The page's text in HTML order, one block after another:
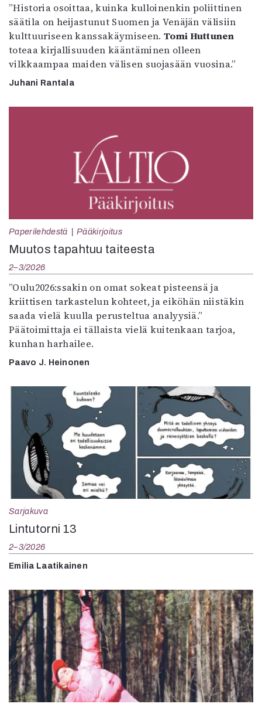
”Historia osoittaa, kuinka kulloinenkin poliittinen
säätila on heijastunut Suomen ja Venäjän välisiin
kulttuuriseen kanssakäymiseen. Tomi Huttunen
toteaa kirjallisuuden kääntäminen olleen
vilkkaampaa maiden välisen suojasään vuosina.”
Juhani Rantala
Paperilehdestä Pääkirjoitus
Muutos tapahtuu taiteesta
2–3/2026
”Oulu2026:ssakin on omat sokeat pisteensä ja
kriittisen tarkastelun kohteet, ja eiköhän niistäkin
saada vielä kuulla perusteltua analyysiä.”
Päätoimittaja ei tällaista vielä kuitenkaan tarjoa,
kunhan harhailee.
Paavo J. Heinonen
Sarjakuva
Lintutorni 13
2–3/2026
Emilia Laatikainen